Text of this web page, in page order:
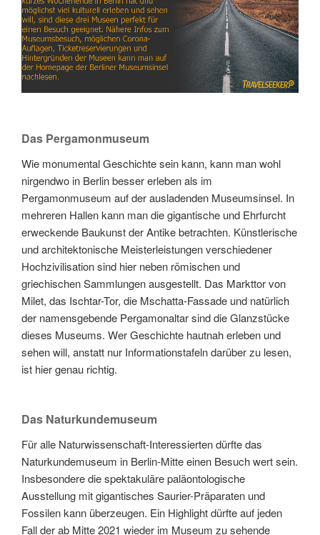
Das Pergamonmuseum
Wie monumental Geschichte sein kann, kann man wohl
nirgendwo in Berlin besser erleben als im
Pergamonmuseum auf der ausladenden Museumsinsel. In
mehreren Hallen kann man die gigantische und Ehrfurcht
erweckende Baukunst der Antike betrachten. Künstlerische
und architektonische Meisterleistungen verschiedener
Hochzivilisation sind hier neben römischen und
griechischen Sammlungen ausgestellt. Das Markttor von
Milet, das Ischtar-Tor, die Mschatta-Fassade und natürlich
der namensgebende Pergamonaltar sind die Glanzstücke
dieses Museums. Wer Geschichte hautnah erleben und
sehen will, anstatt nur Informationstafeln darüber zu lesen,
ist hier genau richtig.
Das Naturkundemuseum
Für alle Naturwissenschaft-Interessierten dürfte das
Naturkundemuseum in Berlin-Mitte einen Besuch wert sein.
Insbesondere die spektakuläre paläontologische
Ausstellung mit gigantisches Saurier-Präparaten und
Fossilen kann überzeugen. Ein Highlight dürfte auf jeden
Fall der ab Mitte 2021 wieder im Museum zu sehende